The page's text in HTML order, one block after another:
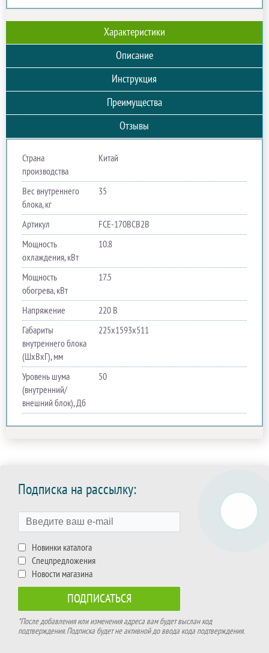
Характеристики
Описание
Инструкция
Преимущества
Отзывы
Страна
производства
Китай
Вес внутреннего
блока, кг
35
Артикул
FCE-170BCB2B
Мощность
охлаждения, кВт
10.8
Мощность
обогрева, кВт
17.5
Напряжение
220 В
Габариты
внутреннего блока
(ШхВхГ), мм
225x1593x511
Уровень шума
(внутренний/
внешний блок), Дб
50
Подписка на рассылку:
Новинки каталога
Спецпредложения
Новости магазина
*После добавления или изменения адреса вам будет выслан код
подтверждения. Подписка будет не активной до ввода кода подтверждения.